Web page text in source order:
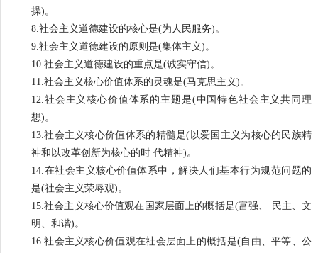
操)。
8.社会主义道德建设的核心是(为人民服务)。
9.社会主义道德建设的原则是(集体主义)。
10.社会主义道德建设的重点是(诚实守信)。
11.社会主义核心价值体系的灵魂是(马克思主义)。
12.社会主义核心价值体系的主题是(中国特色社会主义共同理
想)。
13.社会主义核心价值体系的精髓是(以爱国主义为核心的民族精
神和以改革创新为核心的时 代精神)。
14.在社会主义核心价值体系中，解决人们基本行为规范问题的
是(社会主义荣辱观)。
15.社会主义核心价值观在国家层面上的概括是(富强、 民主、文
明、和谐)。
16.社会主义核心价值观在社会层面上的概括是(自由、平等、公